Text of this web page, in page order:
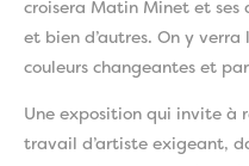
croisera Matin Minet et ses
et bien d’autres. On y
couleurs changeantes et
Une exposition qui invite à
travail d’artiste exigeant,